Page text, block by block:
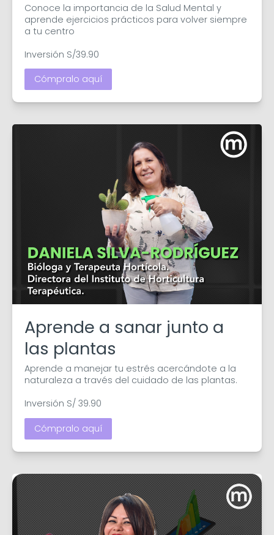
Conoce la importancia de la Salud Mental y
aprende ejercicios prácticos para volver siempre
a tu centro
Inversión S/39.90
Cómpralo aquí
Aprende a sanar junto a
las plantas
Aprende a manejar tu estrés acercándote a la
naturaleza a través del cuidado de las plantas.
Inversión S/ 39.90
Cómpralo aquí